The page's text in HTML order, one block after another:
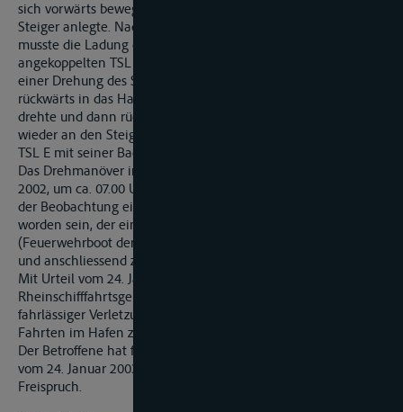
sich vorwärts bewegte und mit seiner Steuerbordseite am
Steiger anlegte. Nach der Löschung der Ladung des TMS V
musste die Ladung des an der Backbordseite des TMS V
angekoppelten TSL E gelöscht werden. Dies war nur nach
einer Drehung des Schubverbandes möglich, der zunächst
rückwärts in das Hafenbecken fuhr, sich im Hafenbecken
drehte und dann rückwärts – mit dem Heck gegen das Land –
wieder an den Steiger fuhr und zwar in der Weise, dass der
TSL E mit seiner Backbordseite am Steiger anlegen konnte.
Das Drehmanöver im Hafen fand am Morgen des 24. Februar
2002, um ca. 07.00 Uhr statt. Bei diesem Manöver soll – nach
der Beobachtung eines Zeugen – Wellenschlag verursacht
worden sein, der ein in der Nähe liegendes Boot
(Feuerwehrboot der Firma M) in starke Bewegung versetzt
und anschliessend zum Sinken gebracht haben soll.
Mit Urteil vom 24. Januar 2003 hat das
Rheinschifffahrtsgericht Mannheim den Betroffenen wegen
fahrlässiger Verletzung einer Vorschrift über das Verhalten bei
Fahrten im Hafen zu einer Geldbusse von 50 Euro verurteilt.
Der Betroffene hat form- und fristgerecht gegen das Urteil
vom 24. Januar 2003 Berufung eingelegt und beantragt
Freispruch.